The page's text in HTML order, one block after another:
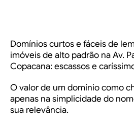
Domínios curtos e fáceis de
imóveis de alto padrão na Av.
Copacana: escassos e
O valor de um domínio como
apenas na simplicidade do
sua relevância.